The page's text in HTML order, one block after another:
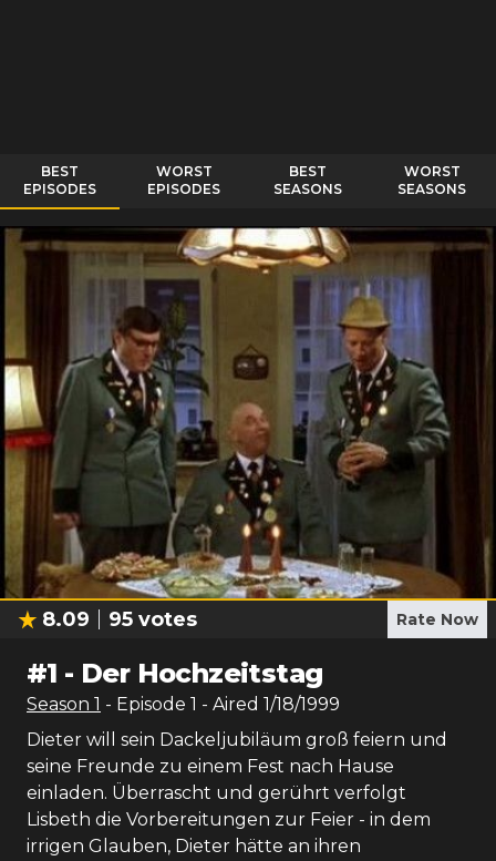
BEST
EPISODES
WORST
EPISODES
BEST
SEASONS
WORST
SEASONS
8.09 95 votes Rate Now
#1 - Der Hochzeitstag
Season 1 - Episode 1 - Aired 1/18/1999
Dieter will sein Dackeljubiläum groß feiern und
seine Freunde zu einem Fest nach Hause
einladen. Überrascht und gerührt verfolgt
Lisbeth die Vorbereitungen zur Feier - in dem
irrigen Glauben, Dieter hätte an ihren